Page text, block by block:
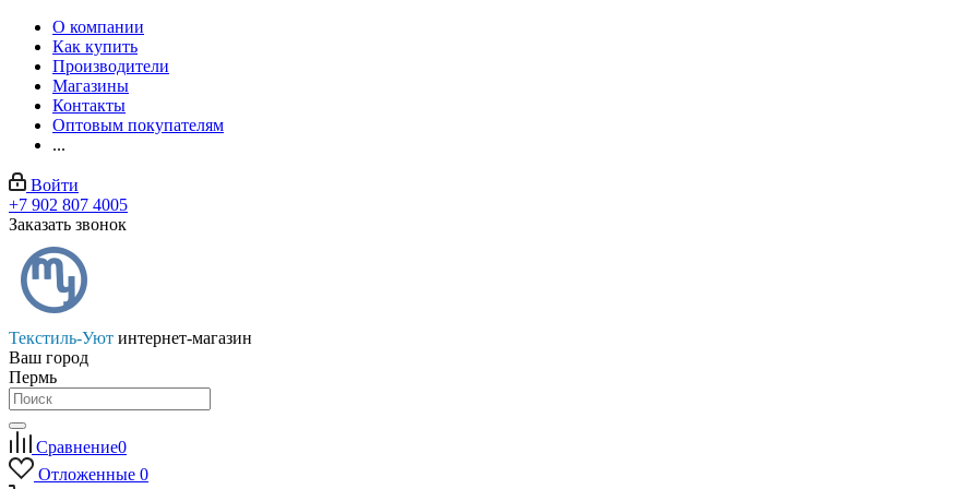
О компании
Как купить
Производители
Магазины
Контакты
Оптовым покупателям
...
Войти
+7 902 807 4005
Заказать звонок
Текстиль-Уют интернет-магазин
Ваш город
Пермь
Сравнение0
Отложенные 0